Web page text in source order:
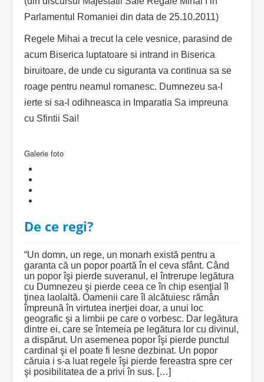
Parlamentul Romaniei din data de 25.10.2011)
Regele Mihai a trecut la cele vesnice, parasind de
acum Biserica luptatoare si intrand in Biserica
biruitoare, de unde cu siguranta va continua sa se
roage pentru neamul romanesc. Dumnezeu sa-l
ierte si sa-l odihneasca in Imparatia Sa impreuna
cu Sfintii Sai!
Galerie foto
De ce regi?
“Un domn, un rege, un monarh există pentru a
garanta că un popor poartă în el ceva sfânt. Când
un popor îşi pierde suveranul, el întrerupe legătura
cu Dumnezeu şi pierde ceea ce în chip esenţial îl
ţinea laolaltă. Oamenii care îl alcătuiesc rămân
împreună în virtutea inerţiei doar, a unui loc
geografic şi a limbii pe care o vorbesc. Dar legătura
dintre ei, care se întemeia pe legătura lor cu divinul,
a dispărut. Un asemenea popor îşi pierde punctul
cardinal şi el poate fi lesne dezbinat. Un popor
căruia i s-a luat regele îşi pierde fereastra spre cer
şi posibilitatea de a privi în sus. […]